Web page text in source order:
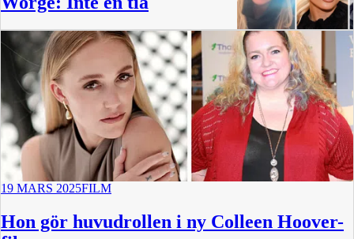
37 min
19 MARS 2025FILM
Hon gör huvudrollen i ny Colleen Hoover-